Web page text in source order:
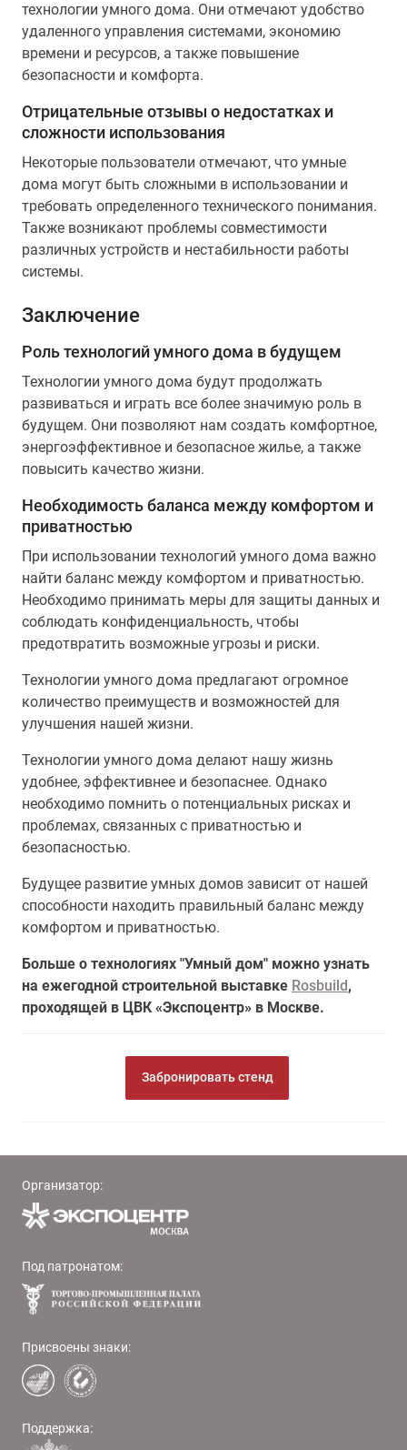
технологии умного дома. Они отмечают удобство
удаленного управления системами, экономию
времени и ресурсов, а также повышение
безопасности и комфорта.
Отрицательные отзывы о недостатках и
сложности использования
Некоторые пользователи отмечают, что умные
дома могут быть сложными в использовании и
требовать определенного технического понимания.
Также возникают проблемы совместимости
различных устройств и нестабильности работы
системы.
Заключение
Роль технологий умного дома в будущем
Технологии умного дома будут продолжать
развиваться и играть все более значимую роль в
будущем. Они позволяют нам создать комфортное,
энергоэффективное и безопасное жилье, а также
повысить качество жизни.
Необходимость баланса между комфортом и
приватностью
При использовании технологий умного дома важно
найти баланс между комфортом и приватностью.
Необходимо принимать меры для защиты данных и
соблюдать конфиденциальность, чтобы
предотвратить возможные угрозы и риски.
Технологии умного дома предлагают огромное
количество преимуществ и возможностей для
улучшения нашей жизни.
Технологии умного дома делают нашу жизнь
удобнее, эффективнее и безопаснее. Однако
необходимо помнить о потенциальных рисках и
проблемах, связанных с приватностью и
безопасностью.
Будущее развитие умных домов зависит от нашей
способности находить правильный баланс между
комфортом и приватностью.
Больше о технологиях "Умный дом" можно узнать
на ежегодной строительной выставке Rosbuild,
проходящей в ЦВК «Экспоцентр» в Москве.
Забронировать стенд
Организатор:
Под патронатом:
Присвоены знаки:
Поддержка: